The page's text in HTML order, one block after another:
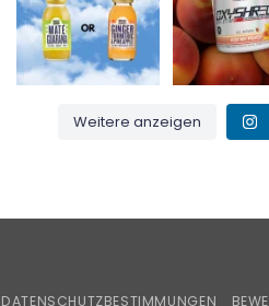
0 0 1
Weitere anzeigen
DATENSCHUTZBESTIMMUNGEN